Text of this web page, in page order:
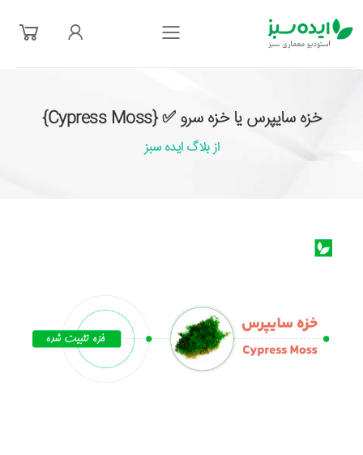
فهرست
خزه سایپرس یا خزه سرو ✅ {Cypress Moss}
از بلاگ ایده سبز